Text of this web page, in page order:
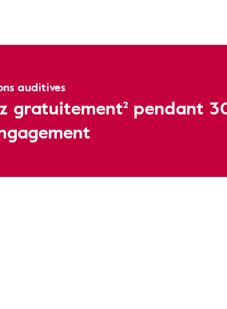
auditives
gratuitement² pendant